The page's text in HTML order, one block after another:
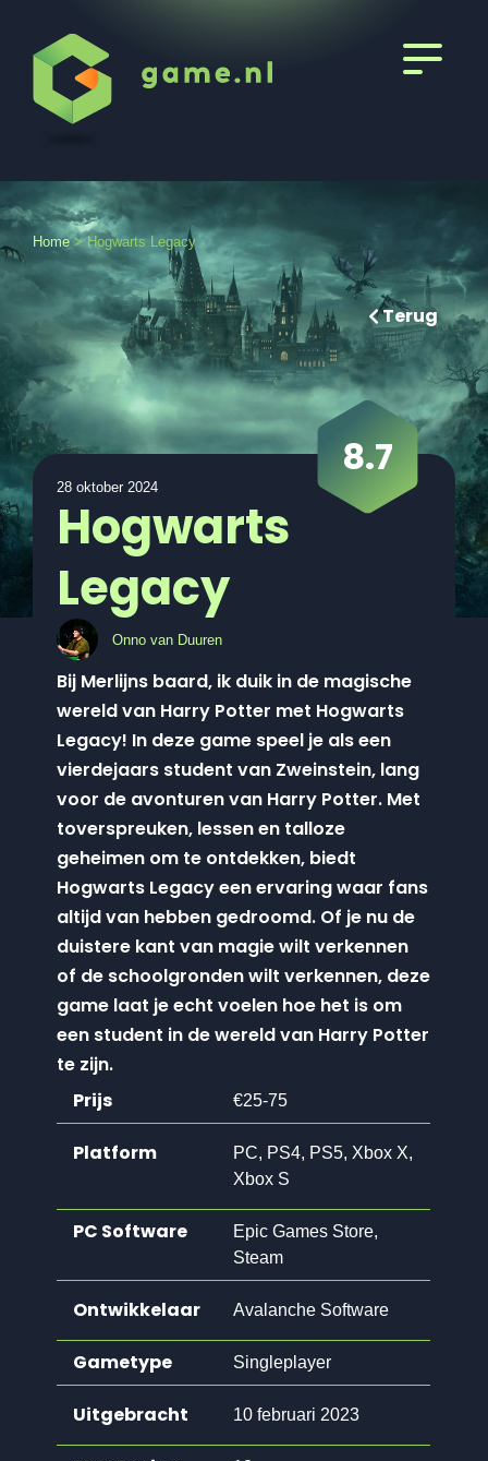
Home>Hogwarts Legacy
Terug
8.7
28 oktober 2024
Hogwarts
Legacy
Onno van Duuren
Bij Merlijns baard, ik duik in de magische
wereld van Harry Potter met Hogwarts
Legacy! In deze game speel je als een
vierdejaars student van Zweinstein, lang
voor de avonturen van Harry Potter. Met
toverspreuken, lessen en talloze
geheimen om te ontdekken, biedt
Hogwarts Legacy een ervaring waar fans
altijd van hebben gedroomd. Of je nu de
duistere kant van magie wilt verkennen
of de schoolgronden wilt verkennen, deze
game laat je echt voelen hoe het is om
een student in de wereld van Harry Potter
te zijn.
Prijs
€25-75
Platform
PC, PS4, PS5, Xbox X,
Xbox S
PC Software
Epic Games Store,
Steam
Ontwikkelaar Avalanche Software
Gametype Singleplayer
Uitgebracht 10 februari 2023